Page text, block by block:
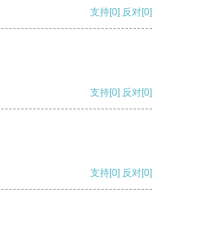
支持[0] 反对[0]
支持[0] 反对[0]
支持[0] 反对[0]